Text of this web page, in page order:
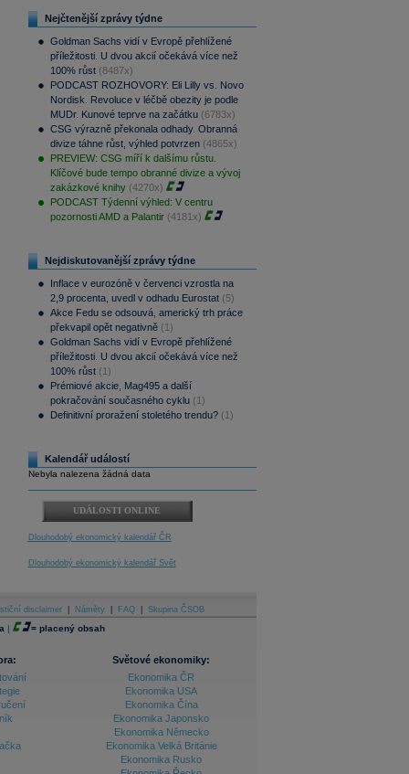
Nejčtenější zprávy týdne
Goldman Sachs vidí v Evropě přehlížené
příležitosti. U dvou akcií očekává více než
100% růst (8487x)
PODCAST ROZHOVORY: Eli Lilly vs. Novo
Nordisk. Revoluce v léčbě obezity je podle
MUDr. Kunové teprve na začátku (6783x)
CSG výrazně překonala odhady. Obranná
divize táhne růst, výhled potvrzen (4865x)
PREVIEW: CSG míří k dalšímu růstu.
Klíčové bude tempo obranné divize a vývoj
zakázkové knihy (4270x)
PODCAST Týdenní výhled: V centru
pozornosti AMD a Palantir (4181x)
Nejdiskutovanější zprávy týdne
Inflace v eurozóně v červenci vzrostla na
2,9 procenta, uvedl v odhadu Eurostat (5)
Akce Fedu se odsouvá, americký trh práce
překvapil opět negativně (1)
Goldman Sachs vidí v Evropě přehlížené
příležitosti. U dvou akcií očekává více než
100% růst (1)
Prémiové akcie, Mag495 a další
pokračování současného cyklu (1)
Definitivní proražení stoletého trendu? (1)
Kalendář událostí
Nebyla nalezena žádná data
UDÁLOSTI ONLINE
Dlouhodobý ekonomický kalendář ČR
Dlouhodobý ekonomický kalendář Svět
disclaimer Náměty FAQ Skupina ČSOB
| = placený obsah
Světové ekonomiky:
Ekonomika ČR
Ekonomika USA
Ekonomika Čína
Ekonomika Japonsko
Ekonomika Německo
Ekonomika Velká Británie
Ekonomika Rusko